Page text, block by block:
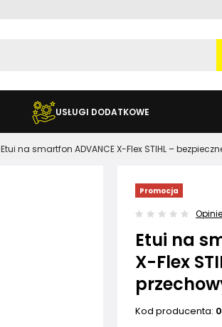
USŁUGI DODATKOWE
Etui na smartfon ADVANCE X-Flex STIHL –
Promocja
Etui na
X-Flex
Kod producenta: